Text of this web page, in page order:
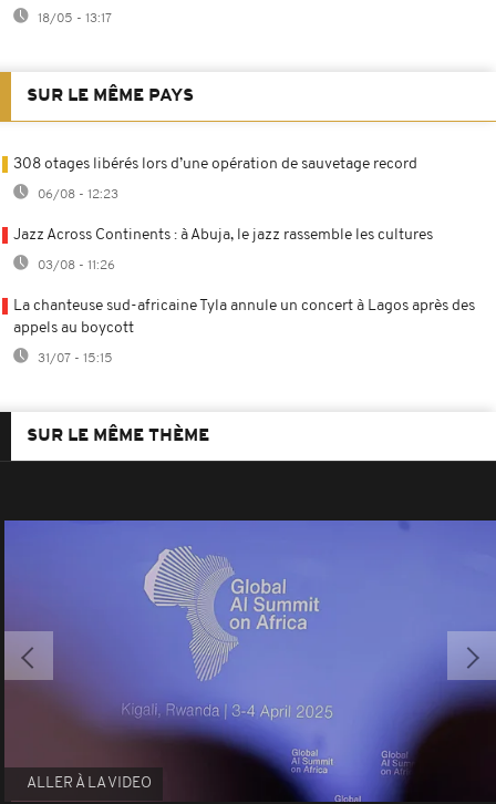
18/05 - 13:17
SUR LE MÊME PAYS
308 otages libérés lors d’une opération de sauvetage record
06/08 - 12:23
Jazz Across Continents : à Abuja, le jazz rassemble les cultures
03/08 - 11:26
La chanteuse sud-africaine Tyla annule un concert à Lagos après des
appels au boycott
31/07 - 15:15
SUR LE MÊME THÈME
ALLER À LA VIDEO